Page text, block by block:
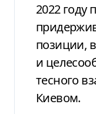
2022 году
позиции,
и
тесного
Киевом.